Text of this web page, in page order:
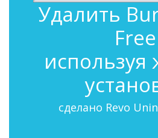
Удалить
Free
используя
сделано Revo